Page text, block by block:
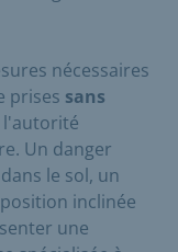
nécessaires
prises sans
l'autorité
Un danger
le sol, un
inclinée
une